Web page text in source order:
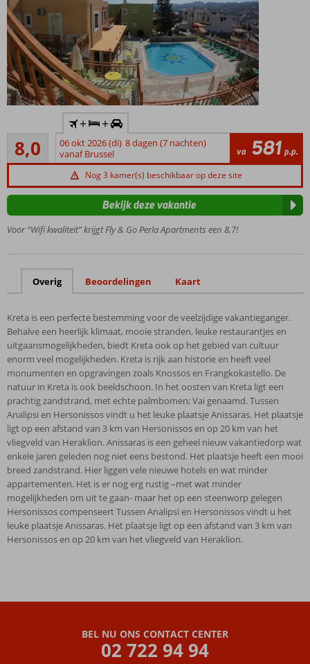
Kleinschalig
appartementencomplex
loopafstand
en Agia
Pelagia
het eiland
te
Ontbijt
ook
mogelijk
8,0Zeer goed
3
beoordelingen
+ +
06 okt 2026 (di) 8 dagen (7 nachten)
vanaf Brussel
va 581 p.p.
Nog 3 kamer(s) beschikbaar op deze site
Voor “Wifi kwaliteit” krijgt Fly & Go Perla Apartments een 8,7!
Bekijk deze vakantie
Overig Beoordelingen Kaart
Kreta is een perfecte bestemming voor de veelzijdige vakantieganger.
Behalve een heerlijk klimaat, mooie stranden, leuke restaurantjes en
uitgaansmogelijkheden, biedt Kreta ook op het gebied van cultuur
enorm veel mogelijkheden. Kreta is rijk aan historie en heeft veel
monumenten en opgravingen zoals Knossos en Frangkokastello. De
natuur in Kreta is ook beeldschoon. In het oosten van Kreta ligt een
prachtig zandstrand, met echte palmbomen; Vai genaamd. Tussen
Analipsi en Hersonissos vindt u het leuke plaatsje Anissaras. Het plaatsje
ligt op een afstand van 3 km van Hersonissos en op 20 km van het
vliegveld van Heraklion. Anissaras is een geheel nieuw vakantiedorp wat
enkele jaren geleden nog niet eens bestond. Het plaatsje heeft een mooi
breed zandstrand. Hier liggen vele nieuwe hotels en wat minder
appartementen. Het is er nog erg rustig –met wat minder
mogelijkheden om uit te gaan- maar het op een steenworp gelegen
Hersonissos compenseert Tussen Analipsi en Hersonissos vindt u het
leuke plaatsje Anissaras. Het plaatsje ligt op een afstand van 3 km van
Hersonissos en op 20 km van het vliegveld van Heraklion.
BEL NU ONS CONTACT CENTER
02 722 94 94